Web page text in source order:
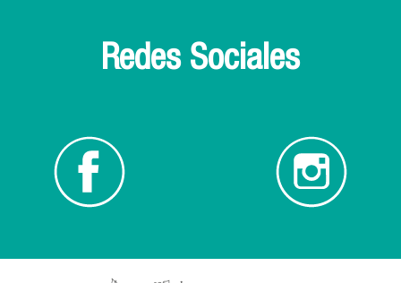
Redes Sociales